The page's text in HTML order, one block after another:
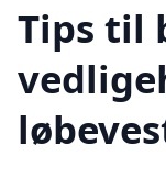
Tips til